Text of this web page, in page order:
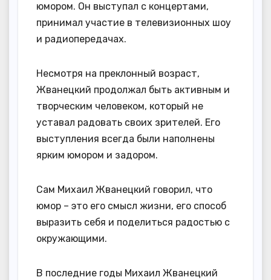
юмором. Он выступал с концертами,
принимал участие в телевизионных шоу
и радиопередачах.
Несмотря на преклонный возраст,
Жванецкий продолжал быть активным и
творческим человеком, который не
уставал радовать своих зрителей. Его
выступления всегда были наполнены
ярким юмором и задором.
Сам Михаил Жванецкий говорил, что
юмор – это его смысл жизни, его способ
выразить себя и поделиться радостью с
окружающими.
В последние годы Михаил Жванецкий